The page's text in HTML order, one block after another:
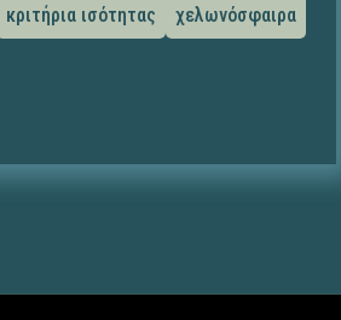
κριτήρια ισότητας
χελωνόσφαιρα